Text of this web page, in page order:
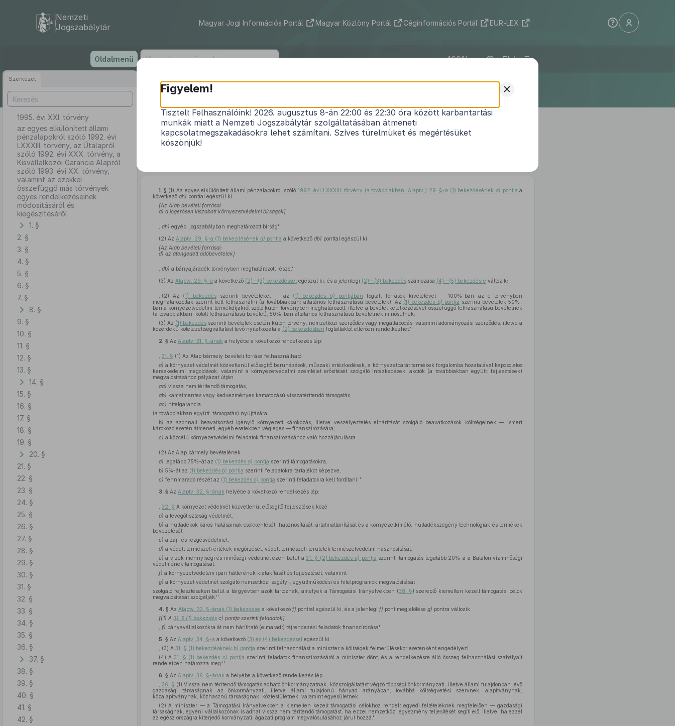
tartalomra
Nemzeti
Jogszabálytár
Magyar Jogi Információs Portál Magyar Közlöny Portál Céginformációs Portál EUR-LEX
Oldalmenü ELI
Szerkezet
1995. évi XXI. törvény
az egyes elkülönített állami
pénzalapokról szóló 1992. évi
LXXXIII. törvény, az Útalapról
szóló 1992. évi XXX. törvény, a
Kisvállalkozói Garancia Alapról
szóló 1993. évi XX. törvény,
valamint az ezekkel
összefüggő más törvények
egyes rendelkezéseinek
módosításáról és
kiegészítéséről
1. §
2. §
3. §
4. §
5. §
6. §
7. §
8. §
9. §
10. §
11. §
12. §
13. §
14. §
15. §
16. §
17. §
18. §
19. §
20. §
21. §
22. §
23. §
24. §
25. §
26. §
27. §
28. §
29. §
30. §
31. §
32. §
33. §
34. §
35. §
36. §
37. §
38. §
39. §
40. §
41. §
42. §
1995. évi XXI. törvény
az egyes elkülönített állami pénzalapokról szóló1992. évi LXXXIII. törvény
Útalapról szóló1992. évi XXX. törvény, a Kisvállalkozói Garancia Alapról szóló
1993. évi XX. törvény
, valamint az ezekkel összefüggő más törvények egyes
1. § (1) Az egyes elkülönített állami pénzalapokról szóló 1992. évi LXXXIII. törvény (a továbbiakban: Alaptv.) 29. §-a (1) bekezdéséneka) pontja a
következő ah) ponttal egészül ki:
[Az Alap bevételi forrásai:
a) a jogerősen kiszabott környezetvédelmi bírságok]
ah) egyéb, jogszabályban meghatározott bírság''
(2) Az Alaptv. 29. §-a (1) bekezdésének d) pontja a következő db) ponttal egészül ki:
[Az Alap bevételi forrásai:
d) az átengedett adóbevételek]
db) a bányajáradék törvényben meghatározott része,''
(3) Az Alaptv. 29. §-a a következő (2)—(3) bekezdéssel egészül ki, és a jelenlegi (2)—(3) bekezdésszámozása (4)—(5) bekezdésre változik:
,,(2) Az (1) bekezdésszerinti bevételeket — az (1) bekezdés b) pontjában foglalt források kivételével — 100%-ban az e törvényben
meghatározottak szerint kell felhasználni (a továbbiakban: általános felhasználású bevételek). Az (1) bekezdés b) pontja szerinti bevételek 50%-
ban a környezetvédelmi termékdíjakról szóló külön törvényben meghatározott, illetve a bevétel keletkezésével összefüggő felhasználású bevételnek
(a továbbiakban: kötött felhasználású bevétel), 50%-ban általános felhasználású bevételnek minősülnek.
(3) Az (1) bekezdésszerinti bevételek esetén külön törvény, nemzetközi szerződés vagy megállapodás, valamint adományozási szerződés, illetve a
közérdekű kötelezettségvállalást tevő nyilatkozata a (2) bekezdésben foglaltaktól eltérően rendelkezhet.''
2. § Az Alaptv. 31. §-ának a helyébe a következő rendelkezés lép:
31. § (1) Az Alap bármely bevételi forrása felhasználható:
a) a környezet védelmét közvetlenül elősegítő beruházások, műszaki intézkedések, a környezetbarát termékek forgalomba hozatalával kapcsolatos
kereskedelmi megoldások, valamint a környezetvédelmi szemlélet erősítését szolgáló intézkedések, akciók (a továbbiakban együtt: fejlesztések)
megvalósításához pályázat útján
aa) vissza nem térítendő támogatás,
ab) kamatmentes vagy kedvezményes kamatozású visszatérítendő támogatás,
ac) hitelgarancia
(a továbbiakban együtt: támogatás) nyújtására,
b) az azonnali beavatkozást igénylő környezeti károkozás, illetve veszélyeztetés elhárítását szolgáló beavatkozások költségeinek — ismert
károkozó esetén átmeneti, egyéb esetekben végleges — finanszírozására;
c) a közcélú környezetvédelmi feladatok finanszírozásához való hozzájárulásra.
(2) Az Alap bármely bevételének
a) legalább 75%-át az (1) bekezdés a) pontja szerinti támogatásokra,
b) 5%-át az (1) bekezdés b) pontja szerinti feladatokra tartalékot képezve,
c) fennmaradó részét az (1) bekezdés c) pontja szerinti feladatokra kell fordítani.''
3. § Az Alaptv. 32. §-ának helyébe a következő rendelkezés lép:
32. § A környezet védelmét közvetlenül elősegítő fejlesztések közé
a) a levegőtisztaság védelmét,
b) a hulladékok káros hatásainak csökkentését, hasznosítását, ártalmatlanítását és a környezetkímélő, hulladékszegény technológiák és termékek
bevezetését,
c) a zaj- és rezgésvédelmet,
d) a védett természeti értékek megőrzését, védett természeti területek természetvédelmi hasznosítását,
e) a vizek mennyiségi és minőségi védelmét ezen belül a31. § (2) bekezdés a) pontja szerinti támogatás legalább 20%-a a Balaton vízminőségi
védelmének támogatását,
f) a környezetvédelem ipari hátterének kialakítását és fejlesztését, valamint
g) a környezet védelmét szolgáló nemzetközi segély-, együttműködési és hitelprogramok megvalósítását
szolgáló fejlesztéseken belül a tárgyévben azok tartoznak, amelyek a Támogatási Irányelvekben (38. §) szereplő kiemelten kezelt támogatási célok
megvalósítását szolgálják.''
4. § Az Alaptv. 33. §-ának (1) bekezdése a következő f) ponttal egészül ki, és a jelenlegi f) pont megjelölése g) pontra változik:
[(1) A 31. § (1) bekezdésc) pontja szerinti feladatok]
f) bányavállalkozókra át nem hárítható (elmaradt) tájrendezési feladatok finanszírozása''
5. § Az Alaptv. 34. §-a a következő (3) és (4) bekezdéssel egészül ki:
,,(3) A 31. § (1) bekezdésének b) pontja szerinti felhasználást a miniszter a költségek felmerülésekor esetenként engedélyezi.
(4) A31. § (1) bekezdés c) pontja szerinti feladatok finanszírozásáról a miniszter dönt, és a rendelkezésre álló összeg felhasználási szabályait
rendeletben határozza meg.''
6. § Az Alaptv. 36. §-ának a helyébe a következő rendelkezés lép:
36. § (1) Vissza nem térítendő támogatás adható önkormányzatnak, közszolgáltatást végző többségi önkormányzati, illetve állami tulajdonban lévő
gazdasági társaságnak az önkormányzati, illetve állami tulajdonú hányad arányában, továbbá költségvetési szervnek, alapítványnak,
közalapítványnak, közhasznú társaságnak, köztestületnek, valamint egyesületnek.
(2) A miniszter — a Támogatási Irányelvekben a kiemelten kezelt támogatási célokhoz rendelt egyedi feltételeknek megfelelően — gazdasági
társaságnak, egyéni vállalkozónak is adhat vissza nem térítendő támogatást, ha ezzel nemzetközi egyezmény teljesítését segíti elő, illetve, ha ezzel
az egész országra kiterjedő kormányzati, ágazati program megvalósulásához járul hozzá.''
+
Figyelem!
Tisztelt Felhasználóink! 2026. augusztus 8-án 22:00 és 22:30 óra között karbantartási
munkák miatt a Nemzeti Jogszabálytár szolgáltatásában átmeneti
kapcsolatmegszakadásokra lehet számítani. Szíves türelmüket és megértésüket
köszönjük!